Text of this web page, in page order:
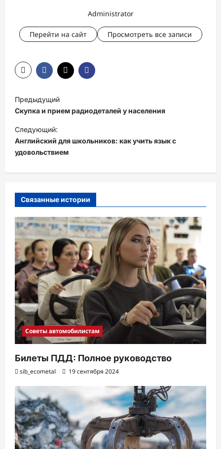
Administrator
Перейти на сайт Просмотреть все записи
Н
а
в
и
г
а
я
з
а
п
и
с
и
Предыдущий
Скупка и прием радиодеталей у населения
Следующий:
Английский для школьников: как учить язык с
удовольствием
Связанные истории
Советы автомобилистам
Билеты ПДД: Полное руководство
sib_ecometal 19 сентября 2024